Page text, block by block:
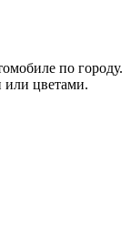
по городу.
или цветами.